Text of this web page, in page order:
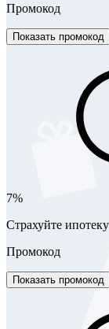
Промокод
Показать промокод
7%
Страхуйте
Промокод
Показать промокод